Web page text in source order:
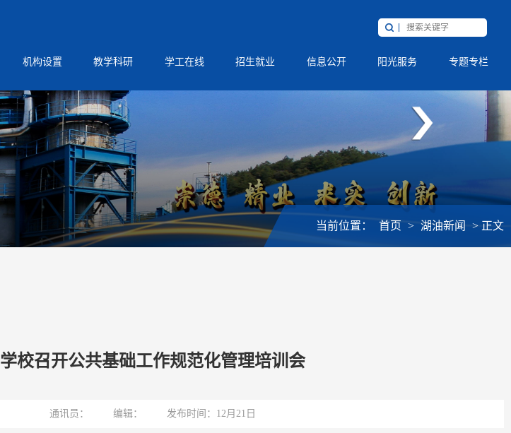
机构设置 教学科研 学工在线 招生就业 信息公开 阳光服务 专题专栏
当前位置： 首页 > 湖油新闻 > 正文
学校召开公共基础工作规范化管理培训会
通讯员： 编辑： 发布时间：12月21日